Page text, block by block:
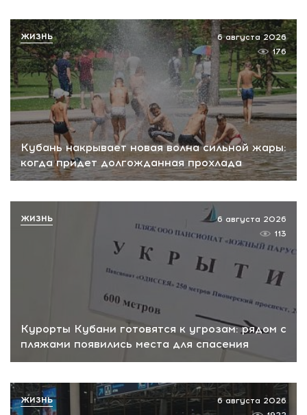
Кубань накрывает новая волна сильной жары:
когда придет долгожданная прохлада
6 августа 2026
176
ЖИЗНЬ
Курорты Кубани готовятся к угрозам: рядом с
пляжами появились места для спасения
6 августа 2026
113
ЖИЗНЬ
6 августа 2026
ЖИЗНЬ